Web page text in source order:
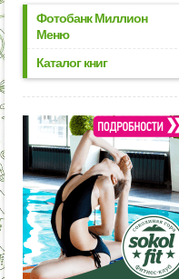
Фотобанк Миллион
Меню
Каталог книг